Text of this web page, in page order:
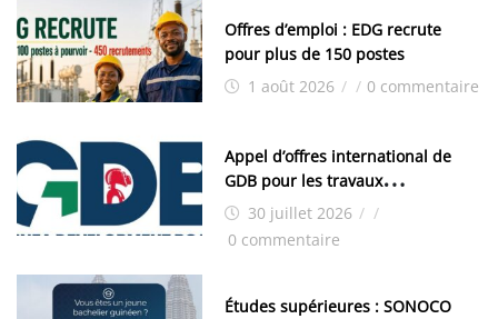
Offres d’emploi : EDG recrute
pour plus de 150 postes
1 août 2026 / / 0 commentaire
Appel d’offres international de
GDB pour les travaux
d’aménagement de la zone
industrielle de FANDJE (PAZIF)
30 juillet 2026 / /
0 commentaire
Études supérieures : SONOCO